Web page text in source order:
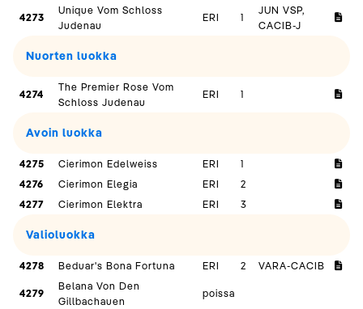
4273
Unique Vom Schloss
Judenau
ERI 1
JUN VSP,
CACIB-J
Nuorten luokka
4274
The Premier Rose Vom
Schloss Judenau
ERI 1
Avoin luokka
4275 Cierimon Edelweiss ERI
1
4276
Cierimon Elegia ERI
2
4277
Cierimon Elektra ERI 3
Valioluokka
4278 Beduar's Bona Fortuna ERI 2 VARA-CACIB
4279
Belana Von Den
Gillbachauen
poissa